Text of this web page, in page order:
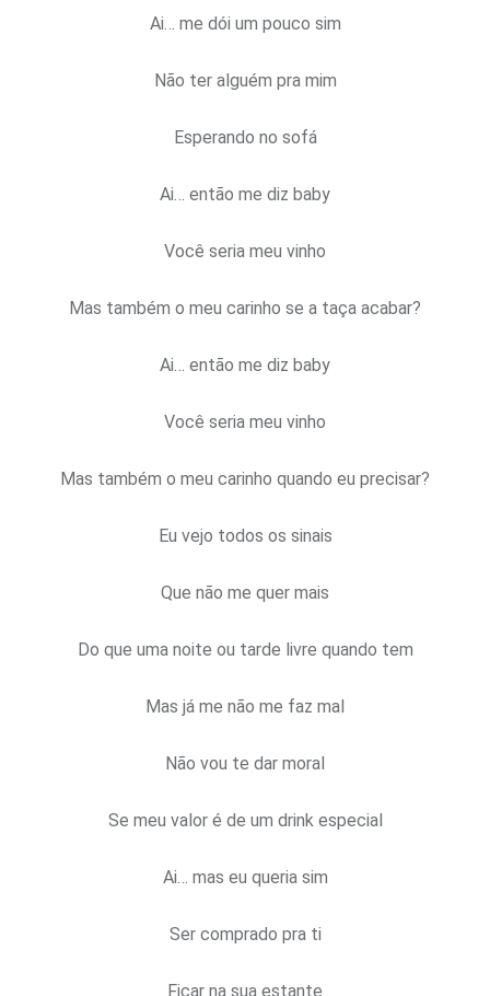
Ai… me dói um pouco sim
Não ter alguém pra mim
Esperando no sofá
Ai… então me diz baby
Você seria meu vinho
Mas também o meu carinho se a taça acabar?
Ai… então me diz baby
Você seria meu vinho
Mas também o meu carinho quando eu precisar?
Eu vejo todos os sinais
Que não me quer mais
Do que uma noite ou tarde livre quando tem
Mas já me não me faz mal
Não vou te dar moral
Se meu valor é de um drink especial
Ai… mas eu queria sim
Ser comprado pra ti
Ficar na sua estante